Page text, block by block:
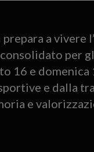
a vivere
per
16 e
e dalla
e